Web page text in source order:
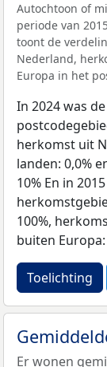
Autochtoon of
periode van
toont de
Nederland,
Europa in het
In 2024 was
herkomst uit
landen: 0,0%
10% En in
100%,
buiten Europa:
Toelichting
Er wonen